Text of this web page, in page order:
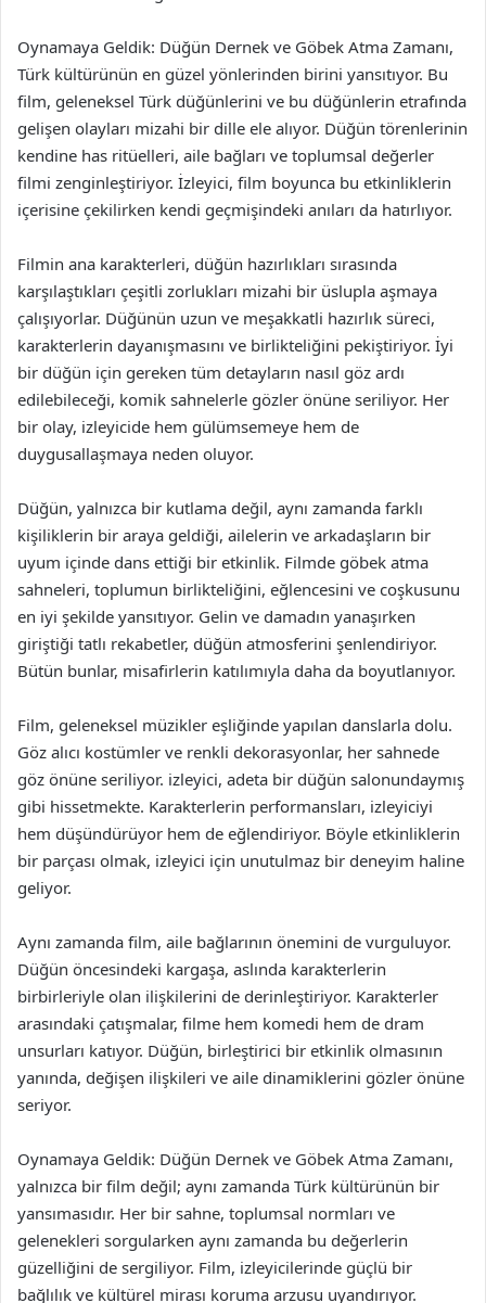
Oynamaya Geldik: Düğün Dernek ve Göbek Atma Zamanı,
Türk kültürünün en güzel yönlerinden birini yansıtıyor. Bu
film, geleneksel Türk düğünlerini ve bu düğünlerin etrafında
gelişen olayları mizahi bir dille ele alıyor. Düğün törenlerinin
kendine has ritüelleri, aile bağları ve toplumsal değerler
filmi zenginleştiriyor. İzleyici, film boyunca bu etkinliklerin
içerisine çekilirken kendi geçmişindeki anıları da hatırlıyor.
Filmin ana karakterleri, düğün hazırlıkları sırasında
karşılaştıkları çeşitli zorlukları mizahi bir üslupla aşmaya
çalışıyorlar. Düğünün uzun ve meşakkatli hazırlık süreci,
karakterlerin dayanışmasını ve birlikteliğini pekiştiriyor. İyi
bir düğün için gereken tüm detayların nasıl göz ardı
edilebileceği, komik sahnelerle gözler önüne seriliyor. Her
bir olay, izleyicide hem gülümsemeye hem de
duygusallaşmaya neden oluyor.
Düğün, yalnızca bir kutlama değil, aynı zamanda farklı
kişiliklerin bir araya geldiği, ailelerin ve arkadaşların bir
uyum içinde dans ettiği bir etkinlik. Filmde göbek atma
sahneleri, toplumun birlikteliğini, eğlencesini ve coşkusunu
en iyi şekilde yansıtıyor. Gelin ve damadın yanaşırken
giriştiği tatlı rekabetler, düğün atmosferini şenlendiriyor.
Bütün bunlar, misafirlerin katılımıyla daha da boyutlanıyor.
Film, geleneksel müzikler eşliğinde yapılan danslarla dolu.
Göz alıcı kostümler ve renkli dekorasyonlar, her sahnede
göz önüne seriliyor. izleyici, adeta bir düğün salonundaymış
gibi hissetmekte. Karakterlerin performansları, izleyiciyi
hem düşündürüyor hem de eğlendiriyor. Böyle etkinliklerin
bir parçası olmak, izleyici için unutulmaz bir deneyim haline
geliyor.
Aynı zamanda film, aile bağlarının önemini de vurguluyor.
Düğün öncesindeki kargaşa, aslında karakterlerin
birbirleriyle olan ilişkilerini de derinleştiriyor. Karakterler
arasındaki çatışmalar, filme hem komedi hem de dram
unsurları katıyor. Düğün, birleştirici bir etkinlik olmasının
yanında, değişen ilişkileri ve aile dinamiklerini gözler önüne
seriyor.
Oynamaya Geldik: Düğün Dernek ve Göbek Atma Zamanı,
yalnızca bir film değil; aynı zamanda Türk kültürünün bir
yansımasıdır. Her bir sahne, toplumsal normları ve
gelenekleri sorgularken aynı zamanda bu değerlerin
güzelliğini de sergiliyor. Film, izleyicilerinde güçlü bir
bağlılık ve kültürel mirası koruma arzusu uyandırıyor.